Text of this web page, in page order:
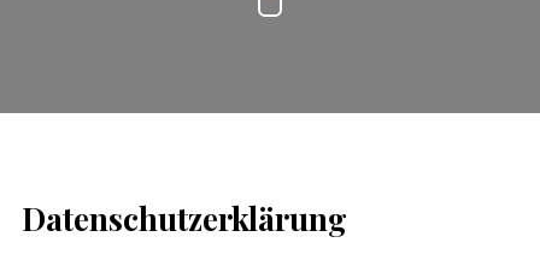
Datenschutzerklärung